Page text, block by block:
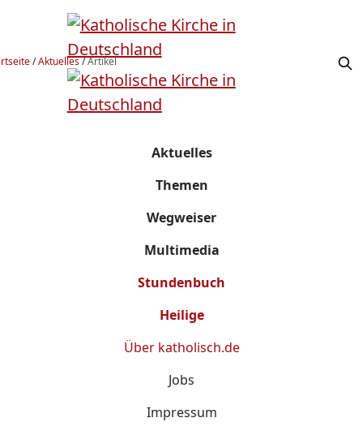
/Aktuelles/Artikel
Aktuelles
Themen
Wegweiser
Multimedia
Stundenbuch
Heilige
Über katholisch.de
Jobs
Impressum